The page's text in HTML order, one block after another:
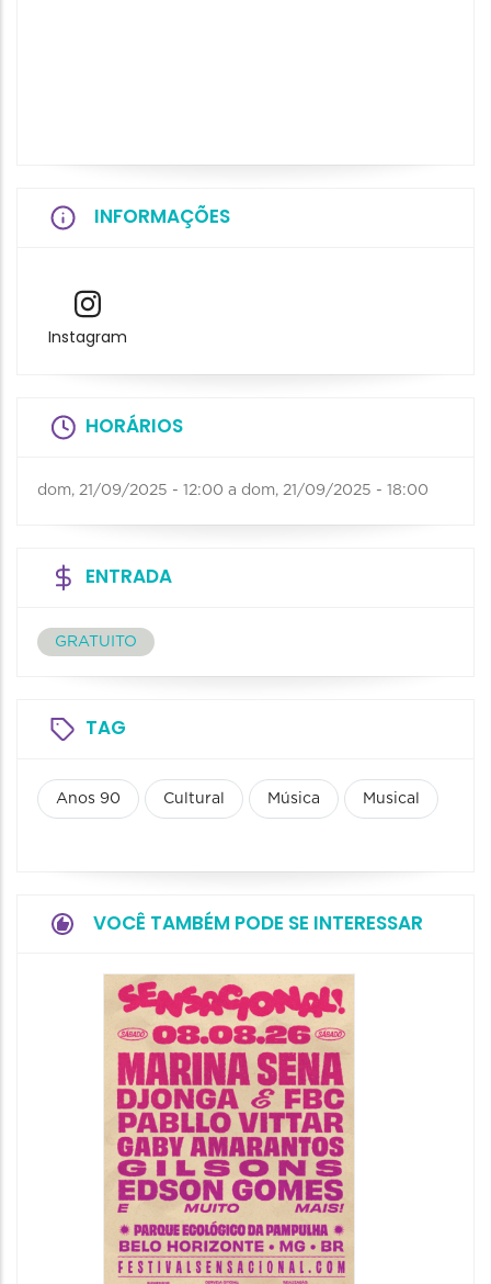
INFORMAÇÕES
Instagram
HORÁRIOS
dom, 21/09/2025 - 12:00 a dom, 21/09/2025 - 18:00
ENTRADA
GRATUITO
TAG
Anos 90 Cultural Música Musical
VOCÊ TAMBÉM PODE SE INTERESSAR